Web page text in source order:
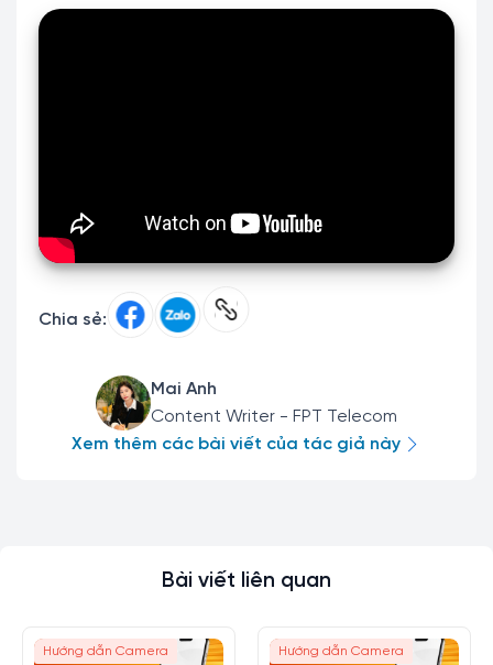
Chia sẻ:
Mai Anh
Content Writer - FPT Telecom
Xem thêm các bài viết của tác giả này
Bài viết liên quan
Hướng dẫn Camera Hướng dẫn Camera